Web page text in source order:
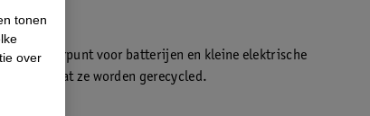
inleverpunt voor batterijen en kleine elektrische
zodat ze worden gerecycled.
tonen
over